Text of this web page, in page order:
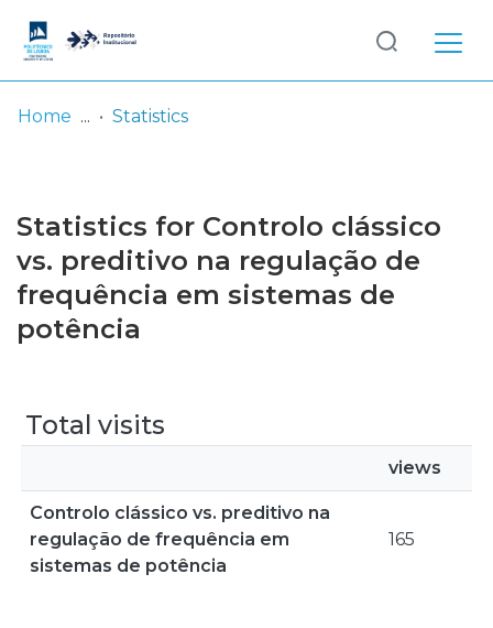
Browse repository
Entities
Log
In
Home Statistics
Statistics for Controlo clássico
vs. preditivo na regulação de
frequência em sistemas de
potência
Total visits
views
Controlo clássico vs. preditivo na
regulação de frequência em
sistemas de potência
165